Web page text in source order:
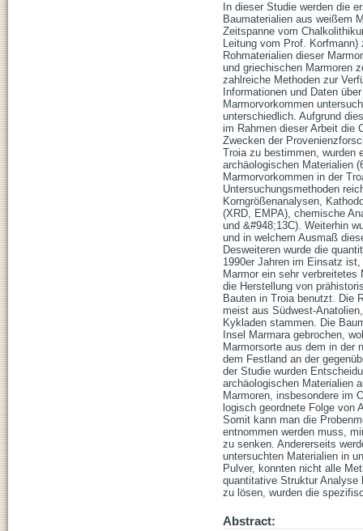
In dieser Studie werden die
Baumaterialien aus weißem
Zeitspanne vom
Leitung vom Prof.
Rohmaterialien dieser
und griechischen Marmoren
zahlreiche Methoden zur
Informationen und Daten
Marmorvorkommen
unterschiedlich. Aufgrund
im Rahmen dieser Arbeit die
Zwecken der
Troia zu bestimmen, wurden
archäologischen Materialien
Marmorvorkommen in der
Untersuchungsmethoden
Korngrößenanalysen,
(XRD, EMPA), chemische
und &#948;13C). Weiterhin
und in welchem Ausmaß
Desweiteren wurde die
1990er Jahren im Einsatz
Marmor ein sehr
die Herstellung von
Bauten in Troia benutzt. Die
meist aus Südwest-
Kykladen stammen. Die
Insel Marmara gebrochen,
Marmorsorte aus dem in der
dem Festland an der
der Studie wurden
archäologischen Materialien
Marmoren, insbesondere im
logisch geordnete Folge von
Somit kann man die
entnommen werden muss,
zu senken. Andererseits
untersuchten Materialien in
Pulver, konnten nicht alle
quantitative Struktur Analyse
zu lösen, wurden die
Abstract: